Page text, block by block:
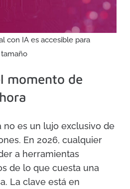
con IA es accesible para
momento de
no es un lujo exclusivo de
En 2026, cualquier
a herramientas
de lo que cuesta una
La clave está en